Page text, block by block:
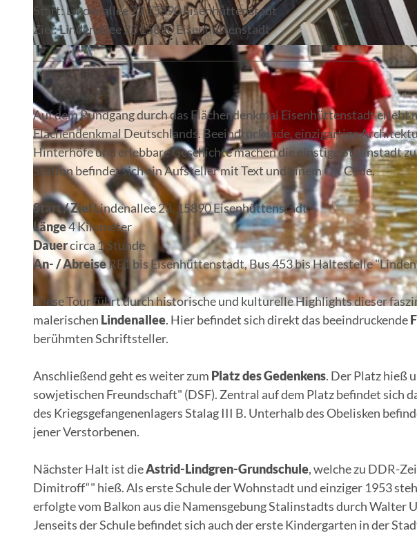
© Stadt Eisenhüttenstadt
Start: Lindenallee 23 15890 Eisenhüttenstadt
Ziel: Lindenallee 23 15890 Eisenhüttenstadt
Auf dem Rundgang durch das Flächendenkmal Eisenhüttenstadt erlebt
Flächendenkmal Deutschlands. Beeindruckende, einzigartige
Hinterhöfe und erlebbare Geschichte machen die einstige Stalinstadt
Station befindet sich ein Aufsteller mit Text und einem QR Code.
Start / ZielLindenallee 23, 15890 Eisenhüttenstadt
Länge4 Kilometer
Dauercirca 1 Stunde
An- / AbreiseRE1 bis Eisenhüttenstadt, Bus 453 bis Haltestelle
Diese Tour führt durch historische und kulturelle Highlights dieser
malerischen Lindenallee. Hier befindet sich direkt das beeindruckende
berühmten Schriftsteller.
Anschließend geht es weiter zum Platz des Gedenkens. Der Platz hieß
sowjetischen Freundschaft" (DSF). Zentral auf dem Platz befindet sich
des Kriegsgefangenenlagers Stalag III B. Unterhalb des Obelisken
jener Verstorbenen.
Nächster Halt ist dieAstrid-Lindgren-Grundschule, welche zu DDR-
Dimitroff“" hieß. Als erste Schule der Wohnstadt und einziger 1953
erfolgte vom Balkon aus die Namensgebung Stalinstadts durch Walter
Jenseits der Schule befindet sich auch der erste Kindergarten in der